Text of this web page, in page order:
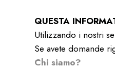
QUESTA
Utilizzando i nostri
Se avete domande
Chi siamo?